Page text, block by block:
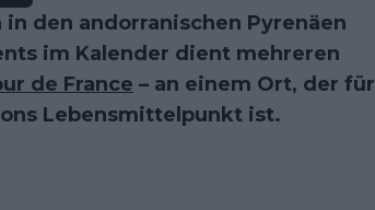
den andorranischen Pyrenäen
im Kalender dient mehreren
de France – an einem Ort, der für
Lebensmittelpunkt ist.